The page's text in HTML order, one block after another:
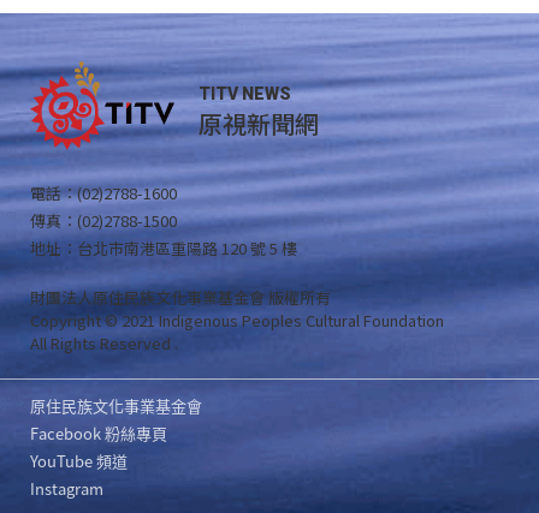
TITV NEWS
原視新聞網
電話：(02)2788-1600
傳真：(02)2788-1500
地址：台北市南港區重陽路 120 號 5 樓
財團法人原住民族文化事業基金會 版權所有
Copyright © 2021 Indigenous Peoples Cultural Foundation
All Rights Reserved .
原住民族文化事業基金會
Facebook 粉絲專頁
YouTube 頻道
Instagram